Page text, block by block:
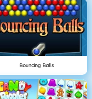
Bouncing Balls